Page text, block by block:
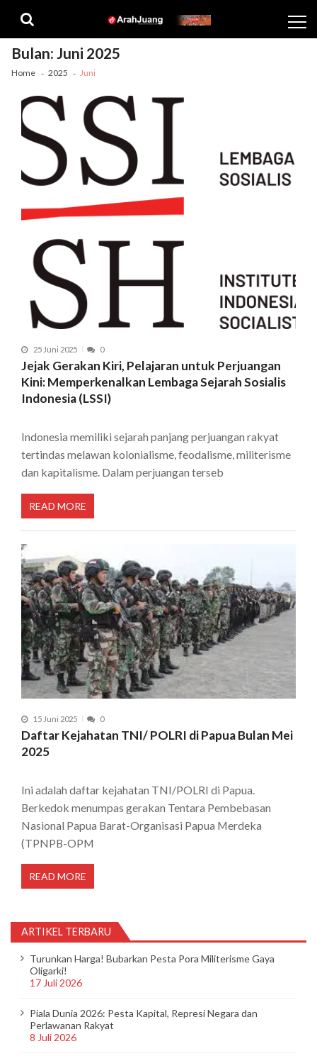
navigation
content
Bulan:Juni 2025
Home 2025 Juni
25 Juni 2025 0
Jejak Gerakan Kiri, Pelajaran untuk Perjuangan
Kini: Memperkenalkan Lembaga Sejarah Sosialis
Indonesia (LSSI)
Indonesia memiliki sejarah panjang perjuangan rakyat
tertindas melawan kolonialisme, feodalisme, militerisme
dan kapitalisme. Dalam perjuangan terseb
READ MORE
15 Juni 2025 0
Daftar Kejahatan TNI/ POLRI di Papua Bulan Mei
2025
Ini adalah daftar kejahatan TNI/POLRI di Papua.
Berkedok menumpas gerakan Tentara Pembebasan
Nasional Papua Barat-Organisasi Papua Merdeka
(TPNPB-OPM
READ MORE
ARTIKEL TERBARU
Turunkan Harga! Bubarkan Pesta Pora Militerisme Gaya
Oligarki!
17 Juli 2026
Piala Dunia 2026: Pesta Kapital, Represi Negara dan
Perlawanan Rakyat
8 Juli 2026